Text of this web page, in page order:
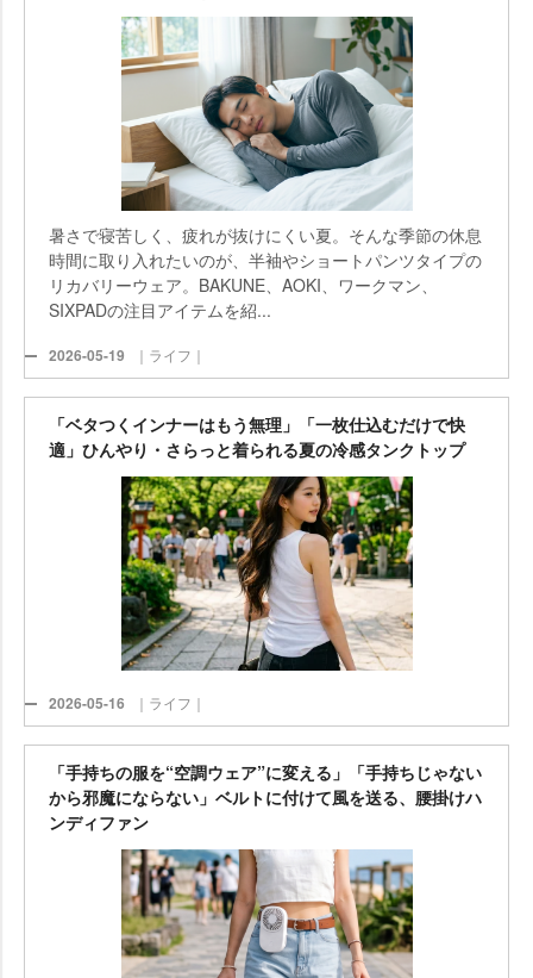
暑さで寝苦しく、疲れが抜けにくい夏。そんな季節の休息
時間に取り入れたいのが、半袖やショートパンツタイプの
リカバリーウェア。BAKUNE、AOKI、ワークマン、
SIXPADの注目アイテムを紹...
2026-05-19 ｜ライフ｜
「ベタつくインナーはもう無理」「一枚仕込むだけで快
適」ひんやり・さらっと着られる夏の冷感タンクトップ
2026-05-16 ｜ライフ｜
「手持ちの服を“空調ウェア”に変える」「手持ちじゃない
から邪魔にならない」ベルトに付けて風を送る、腰掛けハ
ンディファン